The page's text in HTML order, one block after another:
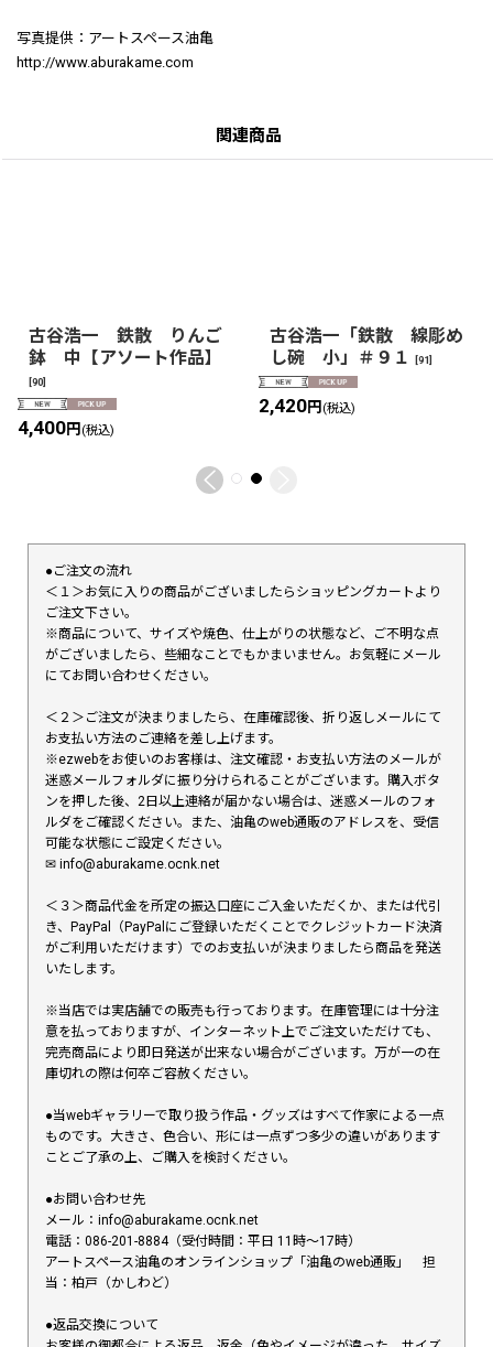
写真提供：アートスペース油亀
http://www.aburakame.com
関連商品
古谷浩一 鉄散 りんご
鉢 中【アソート作品】
[90]
4,400円 (税込)
古谷浩一「鉄散 線彫め
し碗 小」＃９１
[91]
2,420円 (税込)
●ご注文の流れ
＜１＞お気に入りの商品がございましたらショッピングカートより
ご注文下さい。
※商品について、サイズや焼色、仕上がりの状態など、ご不明な点
がございましたら、些細なことでもかまいません。お気軽にメール
にてお問い合わせください。
＜２＞ご注文が決まりましたら、在庫確認後、折り返しメールにて
お支払い方法のご連絡を差し上げます。
※ezwebをお使いのお客様は、注文確認・お支払い方法のメールが
迷惑メールフォルダに振り分けられることがございます。購入ボタ
ンを押した後、2日以上連絡が届かない場合は、迷惑メールのフォ
ルダをご確認ください。また、油亀のweb通販のアドレスを、受信
可能な状態にご設定ください。
✉︎ info@aburakame.ocnk.net
＜３＞商品代金を所定の振込口座にご入金いただくか、または代引
き、PayPal（PayPalにご登録いただくことでクレジットカード決済
がご利用いただけます）でのお支払いが決まりましたら商品を発送
いたします。
※当店では実店舗での販売も行っております。在庫管理には十分注
意を払っておりますが、インターネット上でご注文いただけても、
完売商品により即日発送が出来ない場合がございます。万が一の在
庫切れの際は何卒ご容赦ください。
●当webギャラリーで取り扱う作品・グッズはすべて作家による一点
ものです。大きさ、色合い、形には一点ずつ多少の違いがあります
ことご了承の上、ご購入を検討ください。
●お問い合わせ先
メール：info@aburakame.ocnk.net
電話：086-201-8884（受付時間：平日 11時〜17時）
アートスペース油亀のオンラインショップ「油亀のweb通販」 担
当：柏戸（かしわど）
●返品交換について